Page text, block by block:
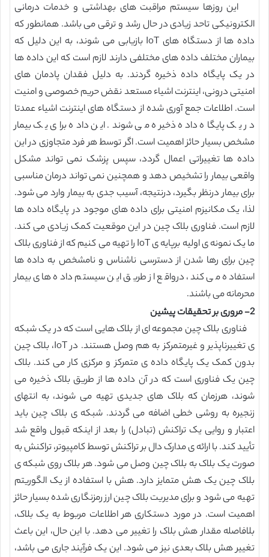
این روزها سیستم مراقبت های بهداشتی و خدمات درمانی
الکترونیکی تاحد زیادی در حال رشد و ترقی می باشد. همانطور که
داده ها از دستگاه های IoT بازیابی می شوند، به این دلیل که
بیماران مختلف داده های مختلفی دارند لازم است که این داده ها
در یک پایگاه داده ذخیره گردند. به دلیل فقدان پادمان های
امنیتی درونی، اینترنت اشیاء مستعد نقض حریم خصوصی و امنیت
است. اطلاعات جمع آوری شده از دستگاه های اینترنت اشیاء عمدتا
در یک پایگاه داده ذخیره می شوند. این داده برای یک بیمار
مشخص بسیار حائز اهمیت است. اگر توسط هر فرد متجاوزی در این
داده ها تغییراتی اعمال گردد، سپس پزشک نمی تواند مشکل
واقعی بیمار را تشخیص دهد و همچنین نمی تواند درمان مناسبی
برای بیمار درنظر بگیرد، درنتیجه، آسیب جدی به بیمار وارد می شود.
لذا، یک مکانیزم امنیتی برای داده های موجود در پایگاه داده ها
لازم است. فناوری بلاک چین در این موقعیت کمک زیادی می کند.
ما یک نمونه ی اولیه برپایه ی IoT را تهیه می کنیم که از فناوری بلاک
چین برای رها شدن از دسترسی ناشناس و نامشخص به داده ها
استفاده می کند، درواقع از طریق این سیستم داده های بیمار
محرمانه می باشند.
2- مروری بر تحقیقات پیشین
فناوری بلاک چین مجموعه ای از بلاک هایی است که در یک شبکه
ی تغییرناپذیر و غیرمتمرکز به هم وصل هستند. در IoT، بلاک چین
بدون کمک یک پایگاه داده ی متمرکز و مرکزی کار می کند. بلاک
چین یک فناوری است که در آن داده ها از طریق بلاک ذخیره می
شوند، هرزمان که بلاک های جدیدی تهیه می شوند، به انتهای
زنجیره به روشی خطی اضافه می گردند. شبکه ی بلاک چین باید
اعتبار و روایی یک تراکنش (تبادل) را بعد از اینکه قبول واقع شد
تأیید کند. با ارائه ی مدارک دال بر تراکنش توسط کامپیوتر، تراکنش به
صورت یک بلاک به بلاک چین وصل می شود. هر بلاک روی شبکه ی
بلاک چین یک هش متمایز دارد. هش با استفاده از یک الگوریتم
تهیه می شود و برای مدیریت بلاک چین ارز رمزنگاری شده بسیار حائز
اهمیت است. در مورد دستکاری هر اطلاعات مربوط به یک بلاک،
بلافاصله مقدار هش بلاک را تغییر می دهد. با این حال، این باعث
تغییر هش بلاک بعدی نیز می شود. این یک فرآیند جاری می باشد،